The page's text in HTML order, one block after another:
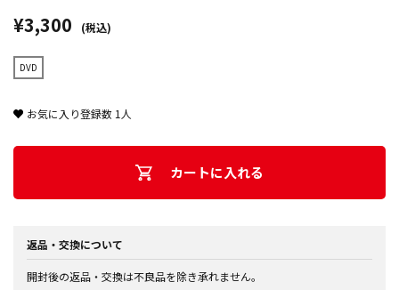
¥3,300 (税込)
DVD
お気に入り登録数 1 人
カートに入れる
返品・交換について
開封後の返品・交換は不良品を除き承れません。